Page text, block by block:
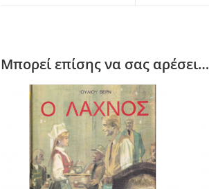
Μπορεί επίσης να σας αρέσει…